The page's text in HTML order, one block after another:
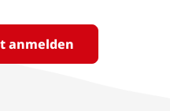
anmelden